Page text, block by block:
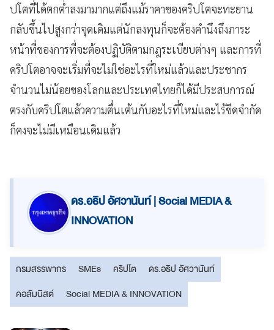
ปโตที่ได้ตกต่ำลงมามากแต่ถึงแม้ราคาของคริปโตจะทะยาน
กลับขึ้นไปสูงกว่าจุดเดิมแต่นักลงทุนก็จะต้องคำนึงถึงภาระ
หน้าที่ของการที่จะต้องปฏิบัติตามกฎระเบียบต่างๆ และการที่
คริปโตอาจจะเริ่มที่จะไม่ใช่อะไรที่ใหม่แล้วและประชากร
จำนวนไม่น้อยของโลกและประเทศไทยก็ได้มีประสบการณ์
ตรงกับคริปโตแล้วความตื่นเต้นกับอะไรที่ใหม่และไร้ขีดจำกัด
ก็คงจะไม่มีเหมือนเดิมแล้ว
ดร.อธิป อัศวานันท์ | Social MEDIA &
INNOVATION
กรมสรรพากร SMEs คริปโต
ดร.อธิป อัศวานันท์
คอลัมนิสต์
Social MEDIA & INNOVATION